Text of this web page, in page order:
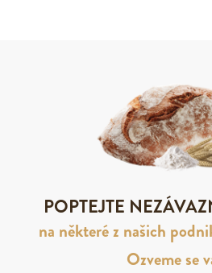
POPTEJTE
na některé z našich
Ozveme se